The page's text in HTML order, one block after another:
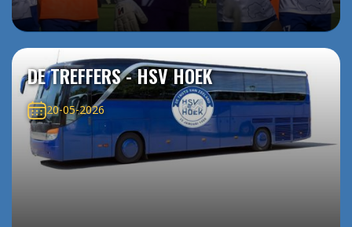
DE TREFFERS - HSV HOEK
20-05-2026